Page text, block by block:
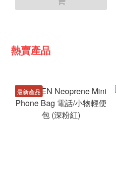
熱賣產品
最新產品